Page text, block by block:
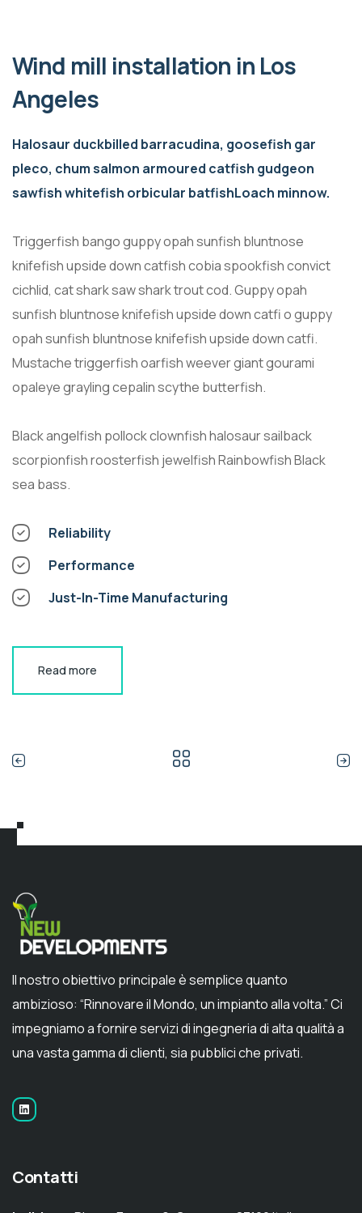
Wind mill installation in Los
Angeles
Halosaur duckbilled barracudina, goosefish gar
pleco, chum salmon armoured catfish gudgeon
sawfish whitefish orbicular batfishLoach minnow.
Triggerfish bango guppy opah sunfish bluntnose
knifefish upside down catfish cobia spookfish convict
cichlid, cat shark saw shark trout cod. Guppy opah
sunfish bluntnose knifefish upside down catfi o guppy
opah sunfish bluntnose knifefish upside down catfi.
Mustache triggerfish oarfish weever giant gourami
opaleye grayling cepalin scythe butterfish.
Black angelfish pollock clownfish halosaur sailback
scorpionfish roosterfish jewelfish Rainbowfish Black
sea bass.
Reliability
Performance
Just-In-Time Manufacturing
Read more
Il nostro obiettivo principale è semplice quanto
ambizioso: “Rinnovare il Mondo, un impianto alla volta.” Ci
impegniamo a fornire servizi di ingegneria di alta qualità a
una vasta gamma di clienti, sia pubblici che privati.
Contatti